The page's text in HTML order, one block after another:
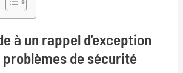
à un rappel d’exception
problèmes de sécurité